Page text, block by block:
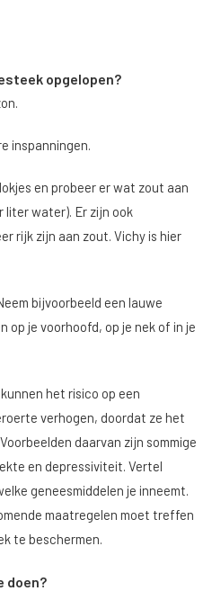
opgelopen?
inspanningen.
en probeer er wat zout aan
liter water). Er zijn ook
rijk zijn aan zout. Vichy is hier
bijvoorbeeld een lauwe
op je voorhoofd, op je nek of in je
het risico op een
verhogen, doordat ze het
daarvan zijn sommige
en depressiviteit. Vertel
geneesmiddelen je inneemt.
maatregelen moet treffen
te beschermen.
doen?